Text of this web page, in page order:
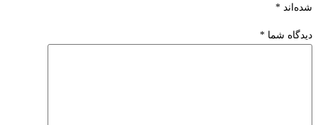
شده‌اند *
دیدگاه شما *